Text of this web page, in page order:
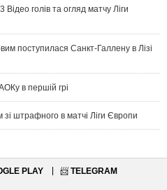
голів та огляд матчу Ліги
поступилася Санкт-Галлену в Лізі
в першій грі
зі штрафного в матчі Ліги Європи
PLAY 📨 TELEGRAM